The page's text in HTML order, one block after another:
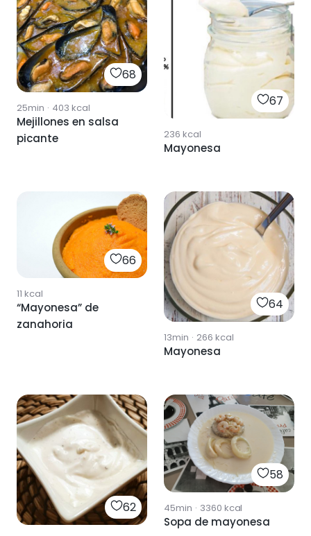
68
25min · 403 kcal
Mejillones en salsa
picante
67
236 kcal
Mayonesa
66
11 kcal
“Mayonesa” de
zanahoria
64
13min · 266 kcal
Mayonesa
62
58
45min · 3360 kcal
Sopa de mayonesa